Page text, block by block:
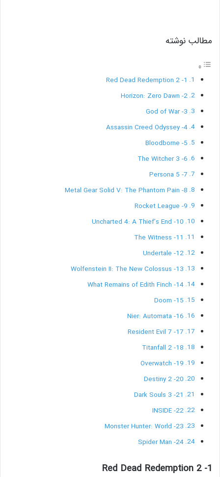
مطالب نوشته
1- Red Dead Redemption 2
2- Horizon: Zero Dawn
3- God of War
4- Assassin Creed Odyssey
5- Bloodborne
6- The Witcher 3
7- Persona 5
8- Metal Gear Solid V: The Phantom Pain
9- Rocket League
10- Uncharted 4: A Thief’s End
11- The Witness
12- Undertale
13- Wolfenstein II: The New Colossus
14- What Remains of Edith Finch
15- Doom
16- Nier: Automata
17- Resident Evil 7
18- Titanfall 2
19- Overwatch
20- Destiny 2
21- Dark Souls 3
22- INSIDE
23- Monster Hunter: World
24- Spider Man
1- Red Dead Redemption 2